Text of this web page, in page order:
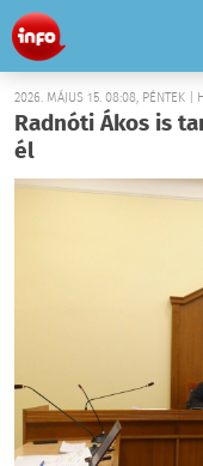
2026. MÁJUS 15. 08:08, PÉNTEK |
Radnóti Ákos is
él